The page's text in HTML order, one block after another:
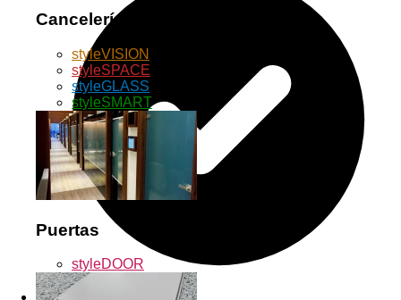
Cancelerías
styleVISION
styleSPACE
styleGLASS
styleSMART
Puertas
styleDOOR